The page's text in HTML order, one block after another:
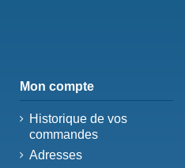
Mon compte
Historique de vos
commandes
Adresses